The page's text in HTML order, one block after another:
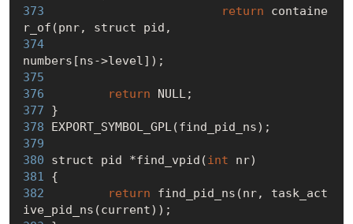
373
return containe
374
375
376
return
377
378
379
380 struct pid *find_vpid(int
381
382
return find_pid_ns(nr, task_act